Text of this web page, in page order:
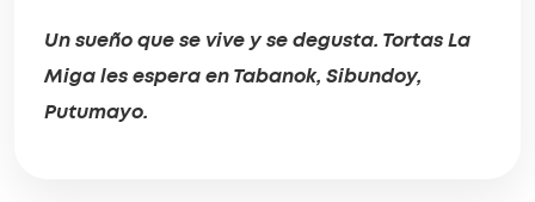
Un sueño que se vive y se degusta. Tortas La
Miga les espera en Tabanok, Sibundoy,
Putumayo.